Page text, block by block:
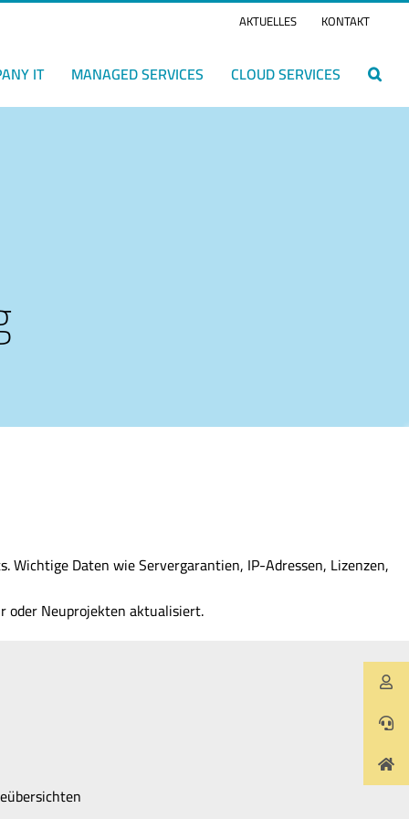
AKTUELLES KONTAKT
IT MANAGED SERVICES CLOUD SERVICES
Wichtige Daten wie Servergarantien, IP-Adressen, Lizenzen,
oder Neuprojekten aktualisiert.